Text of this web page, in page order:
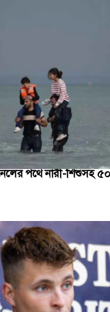
পথে নারী-শিশুসহ